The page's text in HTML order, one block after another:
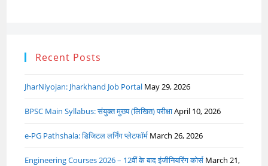
Recent Posts
JharNiyojan: Jharkhand Job Portal May 29, 2026
BPSC Main Syllabus: संयुक्त मुख्य (लिखित) परीक्षाApril 10, 2026
e-PG Pathshala: डिजिटल लर्निंग प्लेटफॉर्म March 26, 2026
Engineering Courses 2026 – 12वीं के बाद इंजीनियरिंग कोर्स March 21,